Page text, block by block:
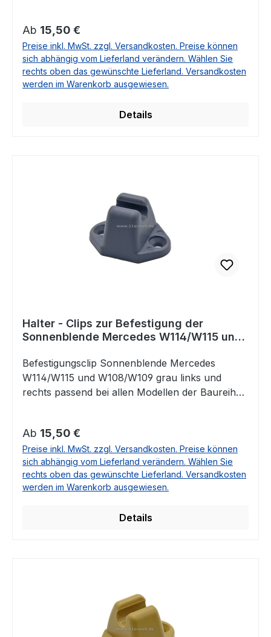
Regulärer Preis:
Ab 15,50 €
Preise inkl. MwSt. zzgl. Versandkosten. Preise können
sich abhängig vom Lieferland verändern. Wählen Sie
rechts oben das gewünschte Lieferland. Versandkosten
werden im Warenkorb ausgewiesen.
Details
Halter - Clips zur Befestigung der
Sonnenblende Mercedes W114/W115 und
Befestigungsclip Sonnenblende Mercedes
W114/W115 und W108/W109 grau links und
rechts passend bei allen Modellen der Baureihen
Regulärer Preis:
Ab 15,50 €
Preise inkl. MwSt. zzgl. Versandkosten. Preise können
sich abhängig vom Lieferland verändern. Wählen Sie
rechts oben das gewünschte Lieferland. Versandkosten
werden im Warenkorb ausgewiesen.
Details